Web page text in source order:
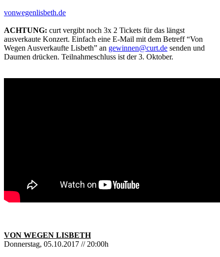
vonwegenlisbeth.de
ACHTUNG: curt vergibt noch 3x 2 Tickets für das längst
ausverkaute Konzert. Einfach eine E-Mail mit dem Betreff “Von
Wegen Ausverkaufte Lisbeth” an gewinnen@curt.de senden und
Daumen drücken. Teilnahmeschluss ist der 3. Oktober.
VON WEGEN LISBETH
Donnerstag, 05.10.2017 // 20:00h